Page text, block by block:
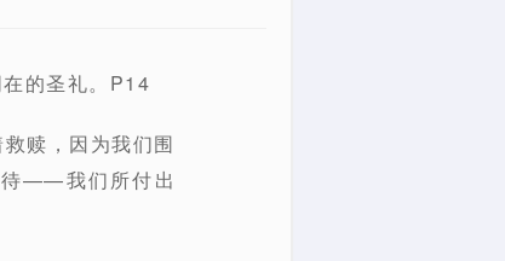
的圣礼。P14
赎，因为我们围
待——我们所付出